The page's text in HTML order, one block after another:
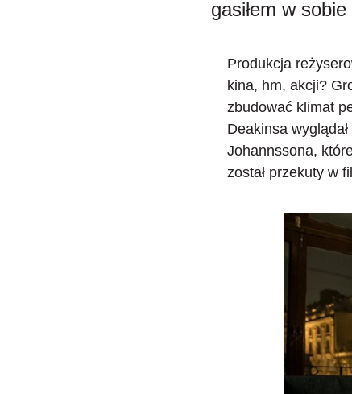
gasiłem w
Produkcja
kina, hm, akcji?
zbudować klimat
Deakinsa
Johannssona,
został przekuty w